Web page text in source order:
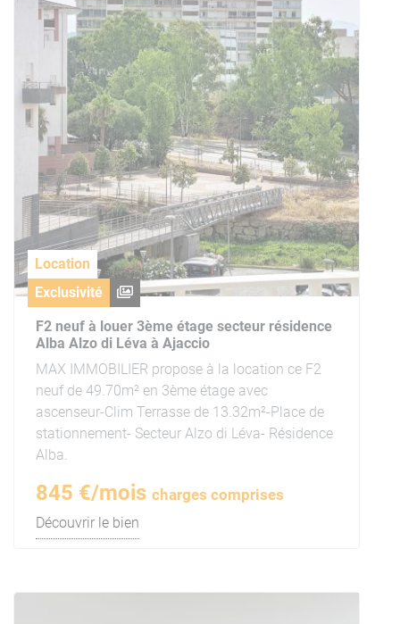
Location
Exclusivité
F2 neuf à louer 3ème étage secteur résidence
Alba Alzo di Léva à Ajaccio
MAX IMMOBILIER propose à la location ce F2
neuf de 49.70m² en 3ème étage avec
ascenseur-Clim Terrasse de 13.32m²-Place de
stationnement- Secteur Alzo di Léva- Résidence
Alba.
845 €/mois charges comprises
Découvrir le bien